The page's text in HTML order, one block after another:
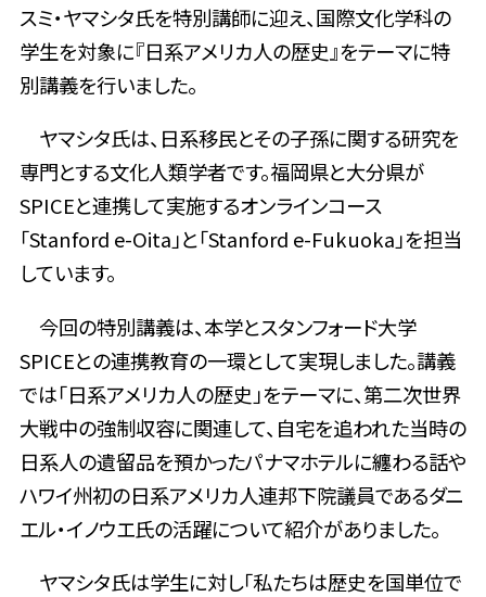
スミ・ヤマシタ氏を特別講師に迎え、国際文化学科の
学生を対象に『日系アメリカ人の歴史』をテーマに特
別講義を行いました。
ヤマシタ氏は、日系移民とその子孫に関する研究を
専門とする文化人類学者です。福岡県と大分県が
SPICEと連携して実施するオンラインコース
「Stanford e-Oita」と「Stanford e-Fukuoka」を担当
しています。
今回の特別講義は、本学とスタンフォード大学
SPICEとの連携教育の一環として実現しました。講義
では「日系アメリカ人の歴史」をテーマに、第二次世界
大戦中の強制収容に関連して、自宅を追われた当時の
日系人の遺留品を預かったパナマホテルに纏わる話や
ハワイ州初の日系アメリカ人連邦下院議員であるダニ
エル・イノウエ氏の活躍について紹介がありました。
ヤマシタ氏は学生に対し「私たちは歴史を国単位で